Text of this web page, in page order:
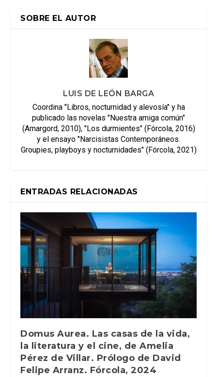
SOBRE EL AUTOR
LUIS DE LEÓN BARGA
Coordina "Libros, nocturnidad y alevosía" y ha
publicado las novelas "Nuestra amiga común"
(Amargord, 2010), "Los durmientes" (Fórcola, 2016)
y el ensayo "Narcisistas Contemporáneos.
Groupies, playboys y nocturnidades" (Fórcola, 2021)
ENTRADAS RELACIONADAS
Domus Aurea. Las casas de la vida,
la literatura y el cine, de Amelia
Pérez de Villar. Prólogo de David
Felipe Arranz. Fórcola, 2024